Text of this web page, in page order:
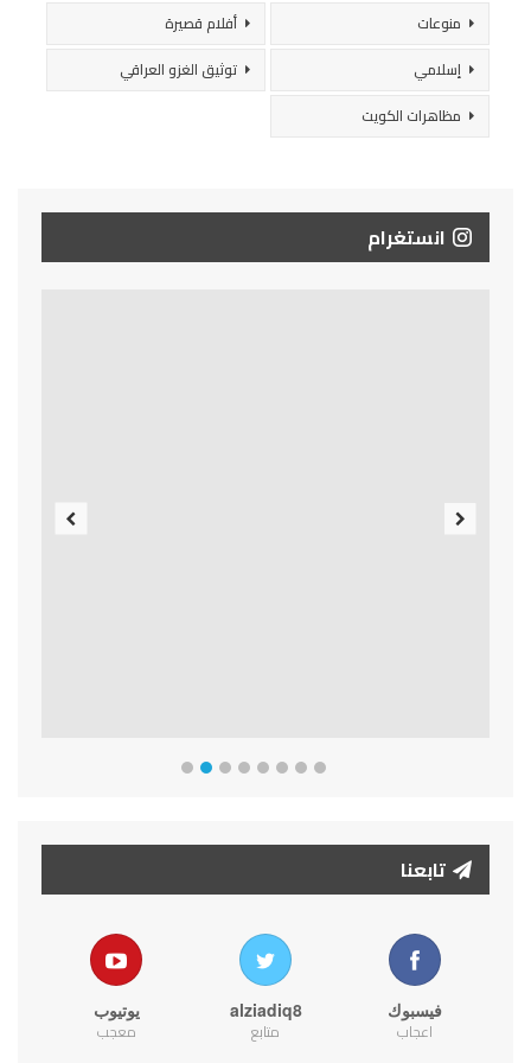
منوعات
أفلام قصيرة
إسلامي
توثيق الغزو العراقي
مظاهرات الكويت
انستغرام
تابعنا
فيسبوك
اعجاب
alziadiq8
متابع
يوتيوب
معجب